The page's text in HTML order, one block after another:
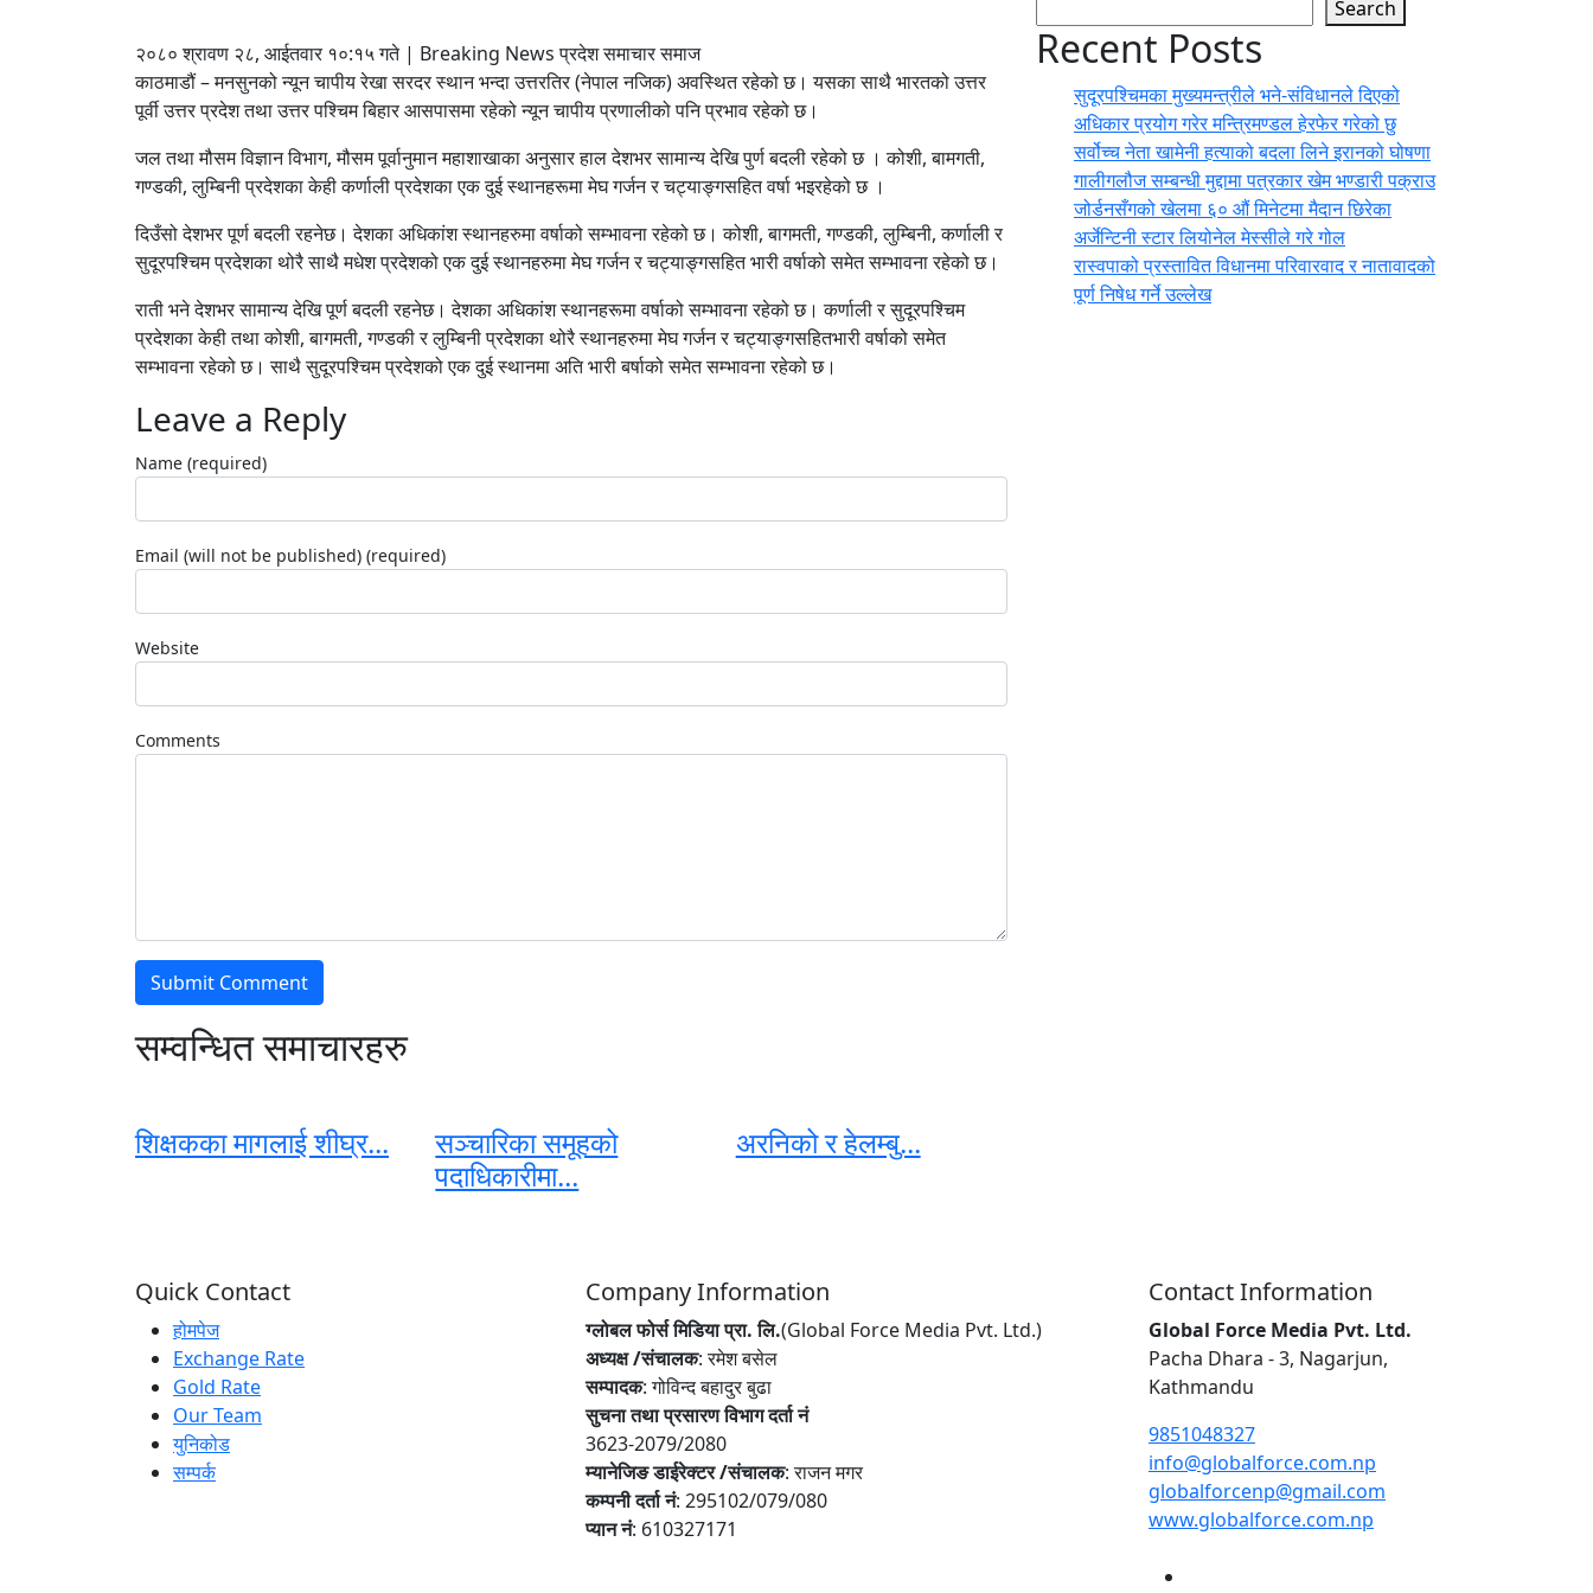
२०८० श्रावण २८, आईतवार १०:१५ गते | Breaking News प्रदेश समाचार समाज
काठमाडौं – मनसुनको न्यून चापीय रेखा सरदर स्थान भन्दा उत्तरतिर (नेपाल नजिक) अवस्थित रहेको छ। यसका साथै भारतको उत्तर
पूर्वी उत्तर प्रदेश तथा उत्तर पश्चिम बिहार आसपासमा रहेको न्यून चापीय प्रणालीको पनि प्रभाव रहेको छ।
जल तथा मौसम विज्ञान विभाग, मौसम पूर्वानुमान महाशाखाका अनुसार हाल देशभर सामान्य देखि पुर्ण बदली रहेको छ । कोशी, बामगती,
गण्डकी, लुम्बिनी प्रदेशका केही कर्णाली प्रदेशका एक दुई स्थानहरूमा मेघ गर्जन र चट्याङ्गसहित वर्षा भइरहेको छ ।
दिउँसो देशभर पूर्ण बदली रहनेछ। देशका अधिकांश स्थानहरुमा वर्षाको सम्भावना रहेको छ। कोशी, बागमती, गण्डकी, लुम्बिनी, कर्णाली र
सुदूरपश्चिम प्रदेशका थोरै साथै मधेश प्रदेशको एक दुई स्थानहरुमा मेघ गर्जन र चट्याङ्गसहित भारी वर्षाको समेत सम्भावना रहेको छ।
राती भने देशभर सामान्य देखि पूर्ण बदली रहनेछ। देशका अधिकांश स्थानहरूमा वर्षाको सम्भावना रहेको छ। कर्णाली र सुदूरपश्चिम
प्रदेशका केही तथा कोशी, बागमती, गण्डकी र लुम्बिनी प्रदेशका थोरै स्थानहरुमा मेघ गर्जन र चट्याङ्गसहितभारी वर्षाको समेत
सम्भावना रहेको छ। साथै सुदूरपश्चिम प्रदेशको एक दुई स्थानमा अति भारी बर्षाको समेत सम्भावना रहेको छ।
Leave a Reply
Name (required)
Email (will not be published) (required)
Website
Comments
सम्वन्धित समाचारहरु
शिक्षकका मागलाई शीघ्र...
सञ्चारिका समूहको
पदाधिकारीमा...
अरनिको र हेलम्बु...
Search
Recent Posts
सुदूरपश्चिमका मुख्यमन्त्रीले भने-संविधानले दिएको
अधिकार प्रयोग गरेर मन्त्रिमण्डल हेरफेर गरेको छु
सर्वोच्च नेता खामेनी हत्याको बदला लिने इरानको घोषणा
गालीगलौज सम्बन्धी मुद्दामा पत्रकार खेम भण्डारी पक्राउ
जोर्डनसँगको खेलमा ६० औं मिनेटमा मैदान छिरेका
अर्जेन्टिनी स्टार लियोनेल मेस्सीले गरे गोल
रास्वपाको प्रस्तावित विधानमा परिवारवाद र नातावादको
पूर्ण निषेध गर्ने उल्लेख
Quick Contact
होमपेज
Exchange Rate
Gold Rate
Our Team
युनिकोड
सम्पर्क
Company Information
ग्लोबल फोर्स मिडिया प्रा. लि.(Global Force Media Pvt. Ltd.)
अध्यक्ष /संचालक: रमेश बसेल
सम्पादक: गोविन्द बहादुर बुढा
सुचना तथा प्रसारण विभाग दर्ता नं
3623-2079/2080
म्यानेजिङ डाईरेक्टर /संचालक: राजन मगर
कम्पनी दर्ता नं: 295102/079/080
प्यान नं: 610327171
Contact Information
Global Force Media Pvt. Ltd.
Pacha Dhara - 3, Nagarjun,
Kathmandu
9851048327
info@globalforce.com.np
globalforcenp@gmail.com
www.globalforce.com.np